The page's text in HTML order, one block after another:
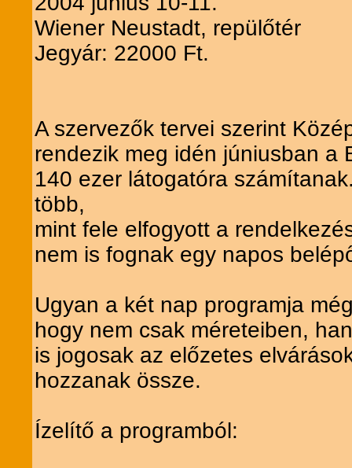
Wiener Neustadt, repülőtér
Jegyár: 22000 Ft.
A szervezők tervei szerint
rendezik meg idén júniusban a
140 ezer látogatóra
több,
mint fele elfogyott a
nem is fognak egy napos
Ugyan a két nap programja
hogy nem csak méreteiben,
is jogosak az előzetes
hozzanak össze.
Ízelítő a programból: